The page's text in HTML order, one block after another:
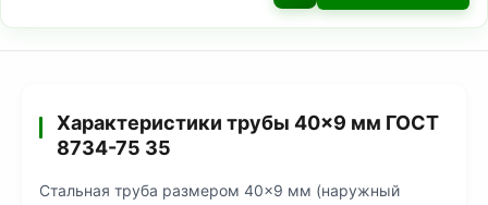
Характеристики трубы 40×9 мм ГОСТ
8734-75 35
Стальная труба размером 40×9 мм (наружный